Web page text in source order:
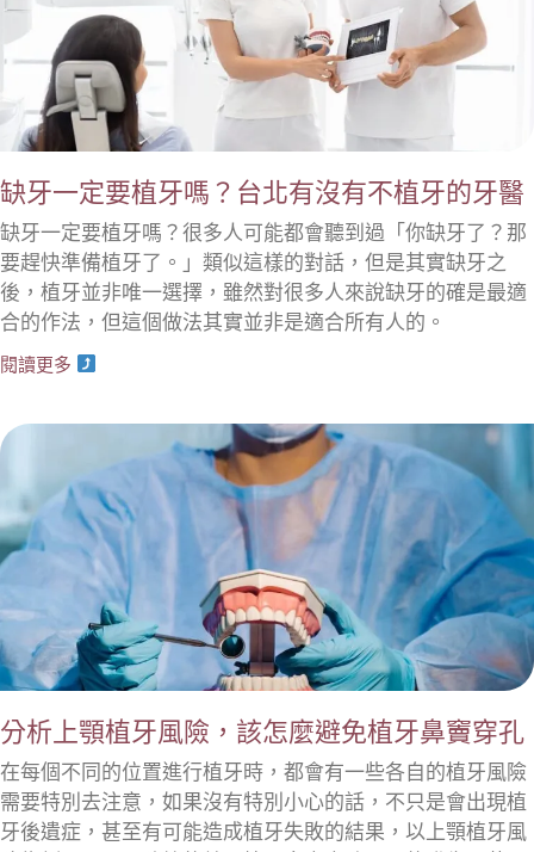
缺牙一定要植牙嗎？台北有沒有不植牙的牙醫
缺牙一定要植牙嗎？很多人可能都會聽到過「你缺牙了？那
要趕快準備植牙了。」類似這樣的對話，但是其實缺牙之
後，植牙並非唯一選擇，雖然對很多人來說缺牙的確是最適
合的作法，但這個做法其實並非是適合所有人的。
閱讀更多
分析上顎植牙風險，該怎麼避免植牙鼻竇穿孔
在每個不同的位置進行植牙時，都會有一些各自的植牙風險
需要特別去注意，如果沒有特別小心的話，不只是會出現植
牙後遺症，甚至有可能造成植牙失敗的結果，以上顎植牙風